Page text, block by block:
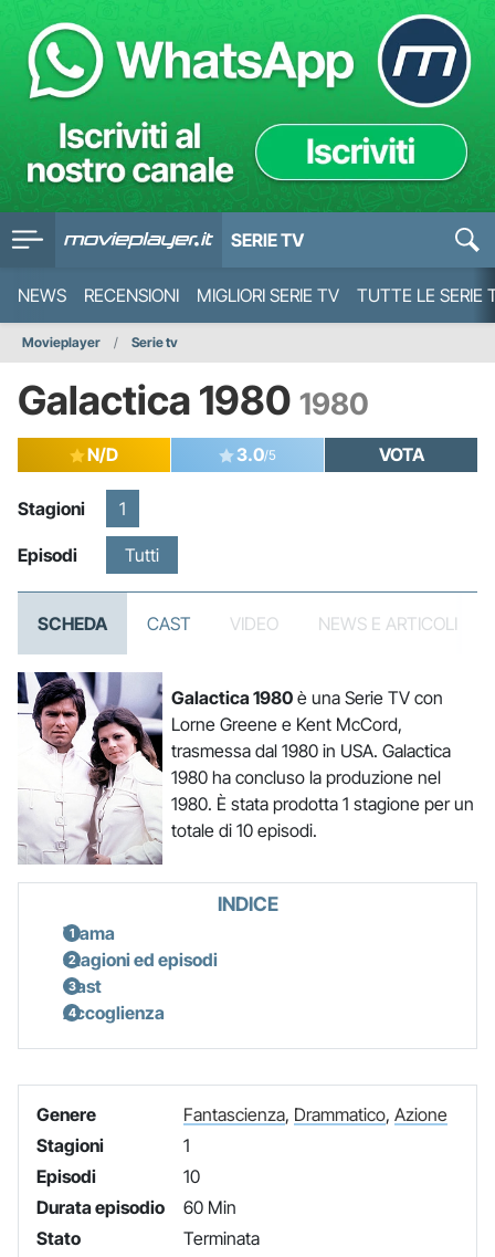
SERIE TV
NEWS RECENSIONI MIGLIORI SERIE TV TUTTE LE SERIE
Movieplayer Serie tv
Galactica 1980 1980
N/D 3.0/5 VOTA
Stagioni 1
Episodi Tutti
SCHEDA CAST VIDEO NEWS E ARTICOLI
Galactica 1980è una Serie TV con
Lorne Greene e Kent McCord,
trasmessa dal 1980 in USA. Galactica
1980 ha concluso la produzione nel
1980. È stata prodotta 1 stagione per un
totale di 10 episodi.
INDICE
Trama
Stagioni ed episodi
Cast
Accoglienza
Genere Fantascienza, Drammatico, Azione
Stagioni
1
Episodi
10
Durata episodio
60 Min
Stato
Terminata